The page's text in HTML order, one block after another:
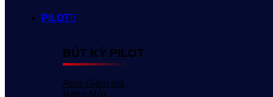
PILOT
BÚT KÝ PILOT
Acro
Retro